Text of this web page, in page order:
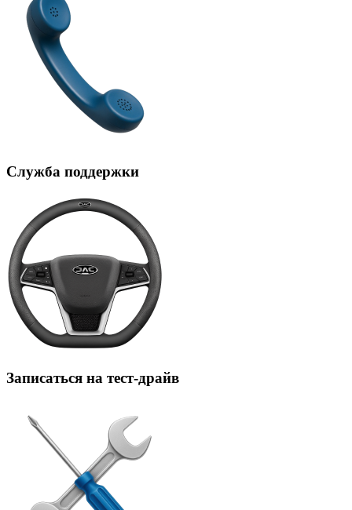
Служба поддержки
Записаться на тест-драйв